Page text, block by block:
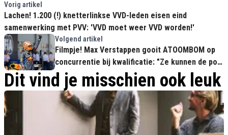
Vorig artikel
Lachen! 1.200 (!) knetterlinkse VVD-leden eisen eind
samenwerking met PVV: 'VVD moet weer VVD worden!'
Volgend artikel
Filmpje! Max Verstappen gooit ATOOMBOM op
concurrentie bij kwalificatie: "Ze kunnen de pot
op!"
Dit vind je misschien ook leuk